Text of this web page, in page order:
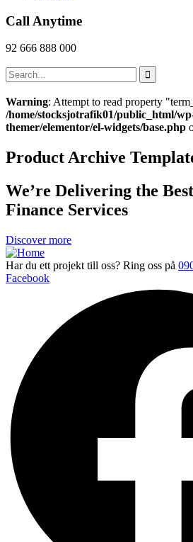
Call Anytime
92 666 888 000
Warning: Attempt to read property
/home/stocksjotrafik01/public_html/
themer/elementor/el-widgets/base.php
Product Archive
We’re Delivering the
Finance Services
Discover more
Har du ett projekt till oss? Ring oss på
Facebook